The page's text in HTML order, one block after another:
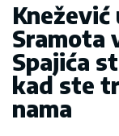
Sramota
Spajića
kad ste
nama